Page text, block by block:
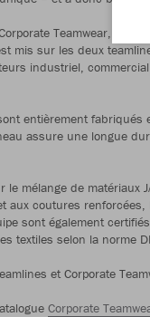
Teamwear,
mis sur les deux
industriel,
entièrement
assure une longue
le mélange de
aux coutures
sont également
textiles selon la norme
et Corporate
Corporate